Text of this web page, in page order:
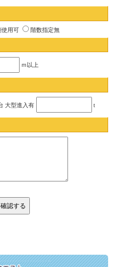
使用可 階数指定無
ｍ以上
大型進入有 t